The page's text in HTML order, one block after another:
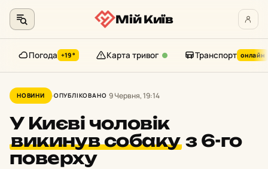
до
контенту
Мій Київ
Погода +19° Карта тривог Транспорт онлайн
НОВИНИ ОПУБЛІКОВАНО 9 Червня, 19:14
У Києві чоловік
викинув собакуз 6-го
поверху